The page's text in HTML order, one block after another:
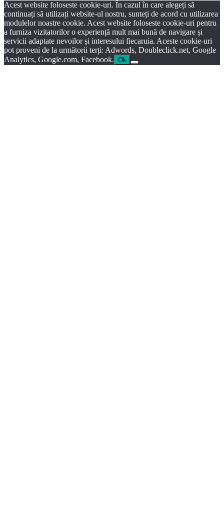
Acest website foloseste cookie-uri. În cazul în care alegeți să
continuați să utilizați website-ul nostru, sunteți de acord cu utilizarea
modulelor noastre cookie. Acest website foloseste cookie-uri pentru
a furniza vizitatorilor o experiență mult mai bună de navigare și
servicii adaptate nevoilor și interesului fiecaruia. Aceste cookie-uri
pot proveni de la următorii terți: Adwords, Doubleclick.net, Google
Analytics, Google.com, Facebook. Ok